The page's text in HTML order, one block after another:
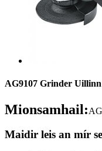
AG9107 Grinder
Mionsamhail:
Maidir leis an mír